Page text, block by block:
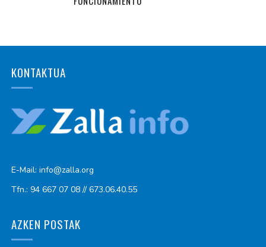
KONTAKTUA
E-Mail: info@zalla.org
Tfn.: 94 667 07 08 // 673.06.40.55
AZKEN POSTAK